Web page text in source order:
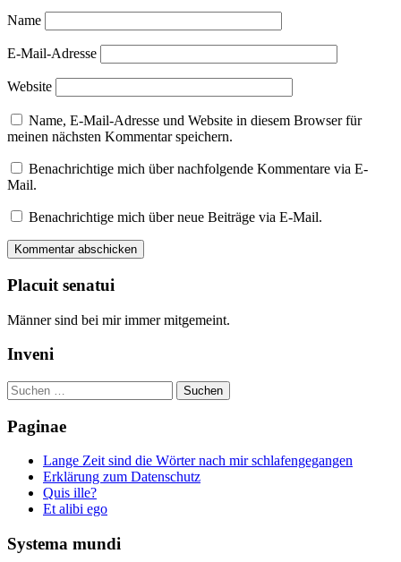
Name
E-Mail-Adresse
Website
Name, E-Mail-Adresse und Website in diesem Browser für
meinen nächsten Kommentar speichern.
Benachrichtige mich über nachfolgende Kommentare via E-
Mail.
Benachrichtige mich über neue Beiträge via E-Mail.
Placuit senatui
Männer sind bei mir immer mitgemeint.
Inveni
Suchen
nach:
Paginae
Lange Zeit sind die Wörter nach mir schlafengegangen
Erklärung zum Datenschutz
Quis ille?
Et alibi ego
Systema mundi